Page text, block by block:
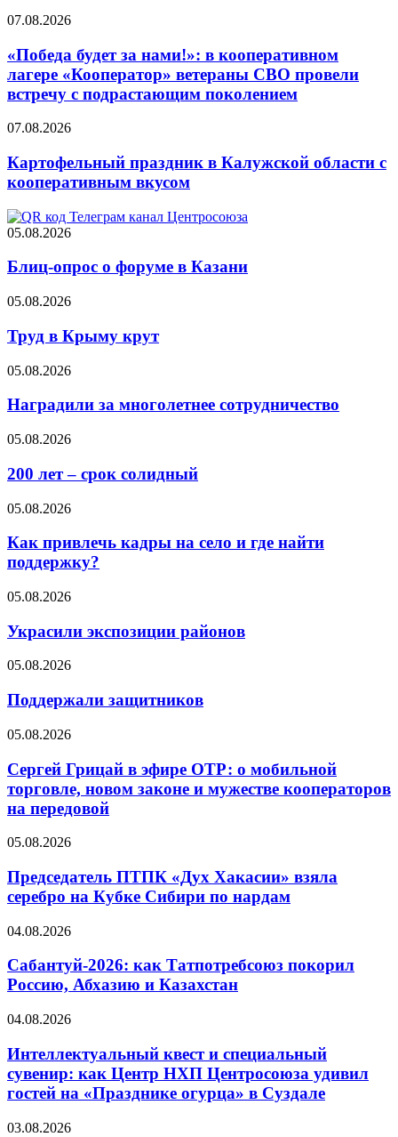
07.08.2026
«Победа будет за нами!»: в кооперативном
лагере «Кооператор» ветераны СВО провели
встречу с подрастающим поколением
07.08.2026
Картофельный праздник в Калужской области с
кооперативным вкусом
05.08.2026
Блиц-опрос о форуме в Казани
05.08.2026
Труд в Крыму крут
05.08.2026
Наградили за многолетнее сотрудничество
05.08.2026
200 лет – срок солидный
05.08.2026
Как привлечь кадры на село и где найти
поддержку?
05.08.2026
Украсили экспозиции районов
05.08.2026
Поддержали защитников
05.08.2026
Сергей Грицай в эфире ОТР: о мобильной
торговле, новом законе и мужестве кооператоров
на передовой
05.08.2026
Председатель ПТПК «Дух Хакасии» взяла
серебро на Кубке Сибири по нардам
04.08.2026
Сабантуй-2026: как Татпотребсоюз покорил
Россию, Абхазию и Казахстан
04.08.2026
Интеллектуальный квест и специальный
сувенир: как Центр НХП Центросоюза удивил
гостей на «Празднике огурца» в Суздале
03.08.2026